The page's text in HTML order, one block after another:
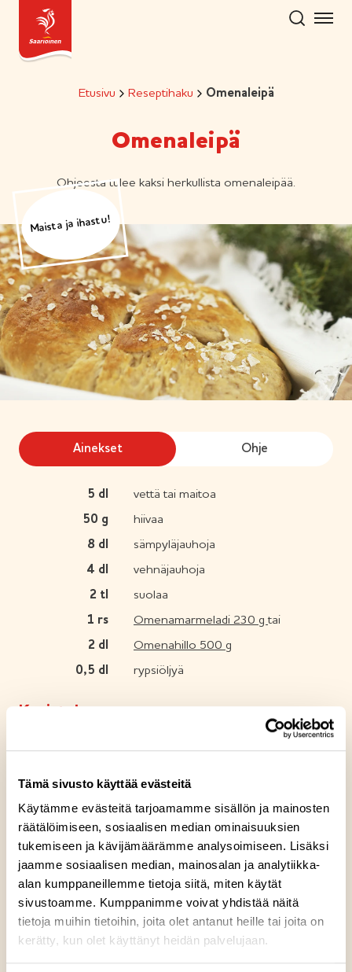
Tämä sivusto käyttää evästeitä
Käytämme evästeitä tarjoamamme sisällön ja mainosten
räätälöimiseen, sosiaalisen median ominaisuuksien
tukemiseen ja kävijämäärämme analysoimiseen. Lisäksi
jaamme sosiaalisen median, mainosalan ja analytiikka-
alan kumppaneillemme tietoja siitä, miten käytät
sivustoamme. Kumppanimme voivat yhdistää näitä
tietoja muihin tietoihin, joita olet antanut heille tai joita on
kerätty, kun olet käyttänyt heidän palvelujaan.
Hyppää
sisältöön
Etusivu Reseptihaku Omenaleipä
Omenaleipä
Ohjeesta tulee kaksi herkullista omenaleipää.
Maista ja ihastu!
Ainekset Ohje
5 dl
vettä tai maitoa
50 g
hiivaa
8 dl
sämpyläjauhoja
4 dl
vehnäjauhoja
2 tl
suolaa
1 rs Omenamarmeladi 230 gtai
2 dl
Omenahillo 500 g
0,5 dl rypsiöljyä
Koristeluun
kaura- tai ohrahiutaleita
Reseptin tuotteet
Omenamarmeladi 230 g
G
Gluteeniton LLaktoositon LO
Sopii lakto-ovo ruokavalioon VSopii vegaaniseen ruokavalioon